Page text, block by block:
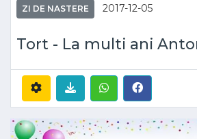
ZI DE NASTERE 2017-12-05
Tort - La multi ani